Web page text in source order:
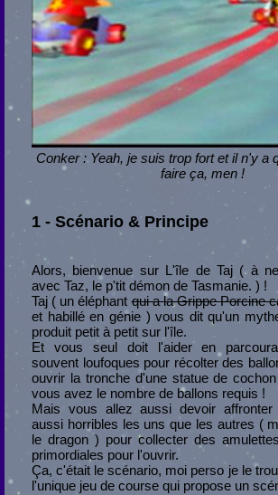
Conker : Yeah, je suis trop fort et il n'y a
faire ça, men !
1 - Scénario & Principe
Alors, bienvenue sur L'île de Taj ( à
avec Taz, le p'tit démon de Tasmanie. ) !
Taj ( un éléphantqui a la Grippe Porcine
et habillé en génie ) vous dit qu'un
produit petit à petit sur l'île.
Et vous seul doit l'aider en
souvent loufoques pour récolter des
ouvrir la tronche d'une statue de
vous avez le nombre de ballons requis !
Mais vous allez aussi devoir
aussi horribles les uns que les autres (
le dragon ) pour collecter des
primordiales pour l'ouvrir.
Ça, c'était le scénario, moi perso je le
l'unique jeu de course qui propose un